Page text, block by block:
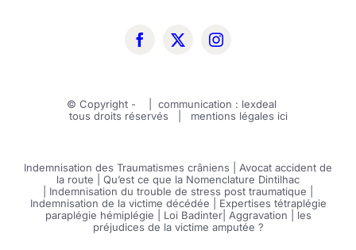
© Copyright - | communication : lexdeal
tous droits réservés | mentions légales ici
Indemnisation des Traumatismes crâniens
Avocat accident de
la route
Qu’est ce que la Nomenclature Dintilhac
Indemnisation du trouble de stress post traumatique
Indemnisation de la victime décédée
Expertises tétraplégie
paraplégie hémiplégie
Loi Badinter| Aggravation
les
préjudices de la victime amputée ?